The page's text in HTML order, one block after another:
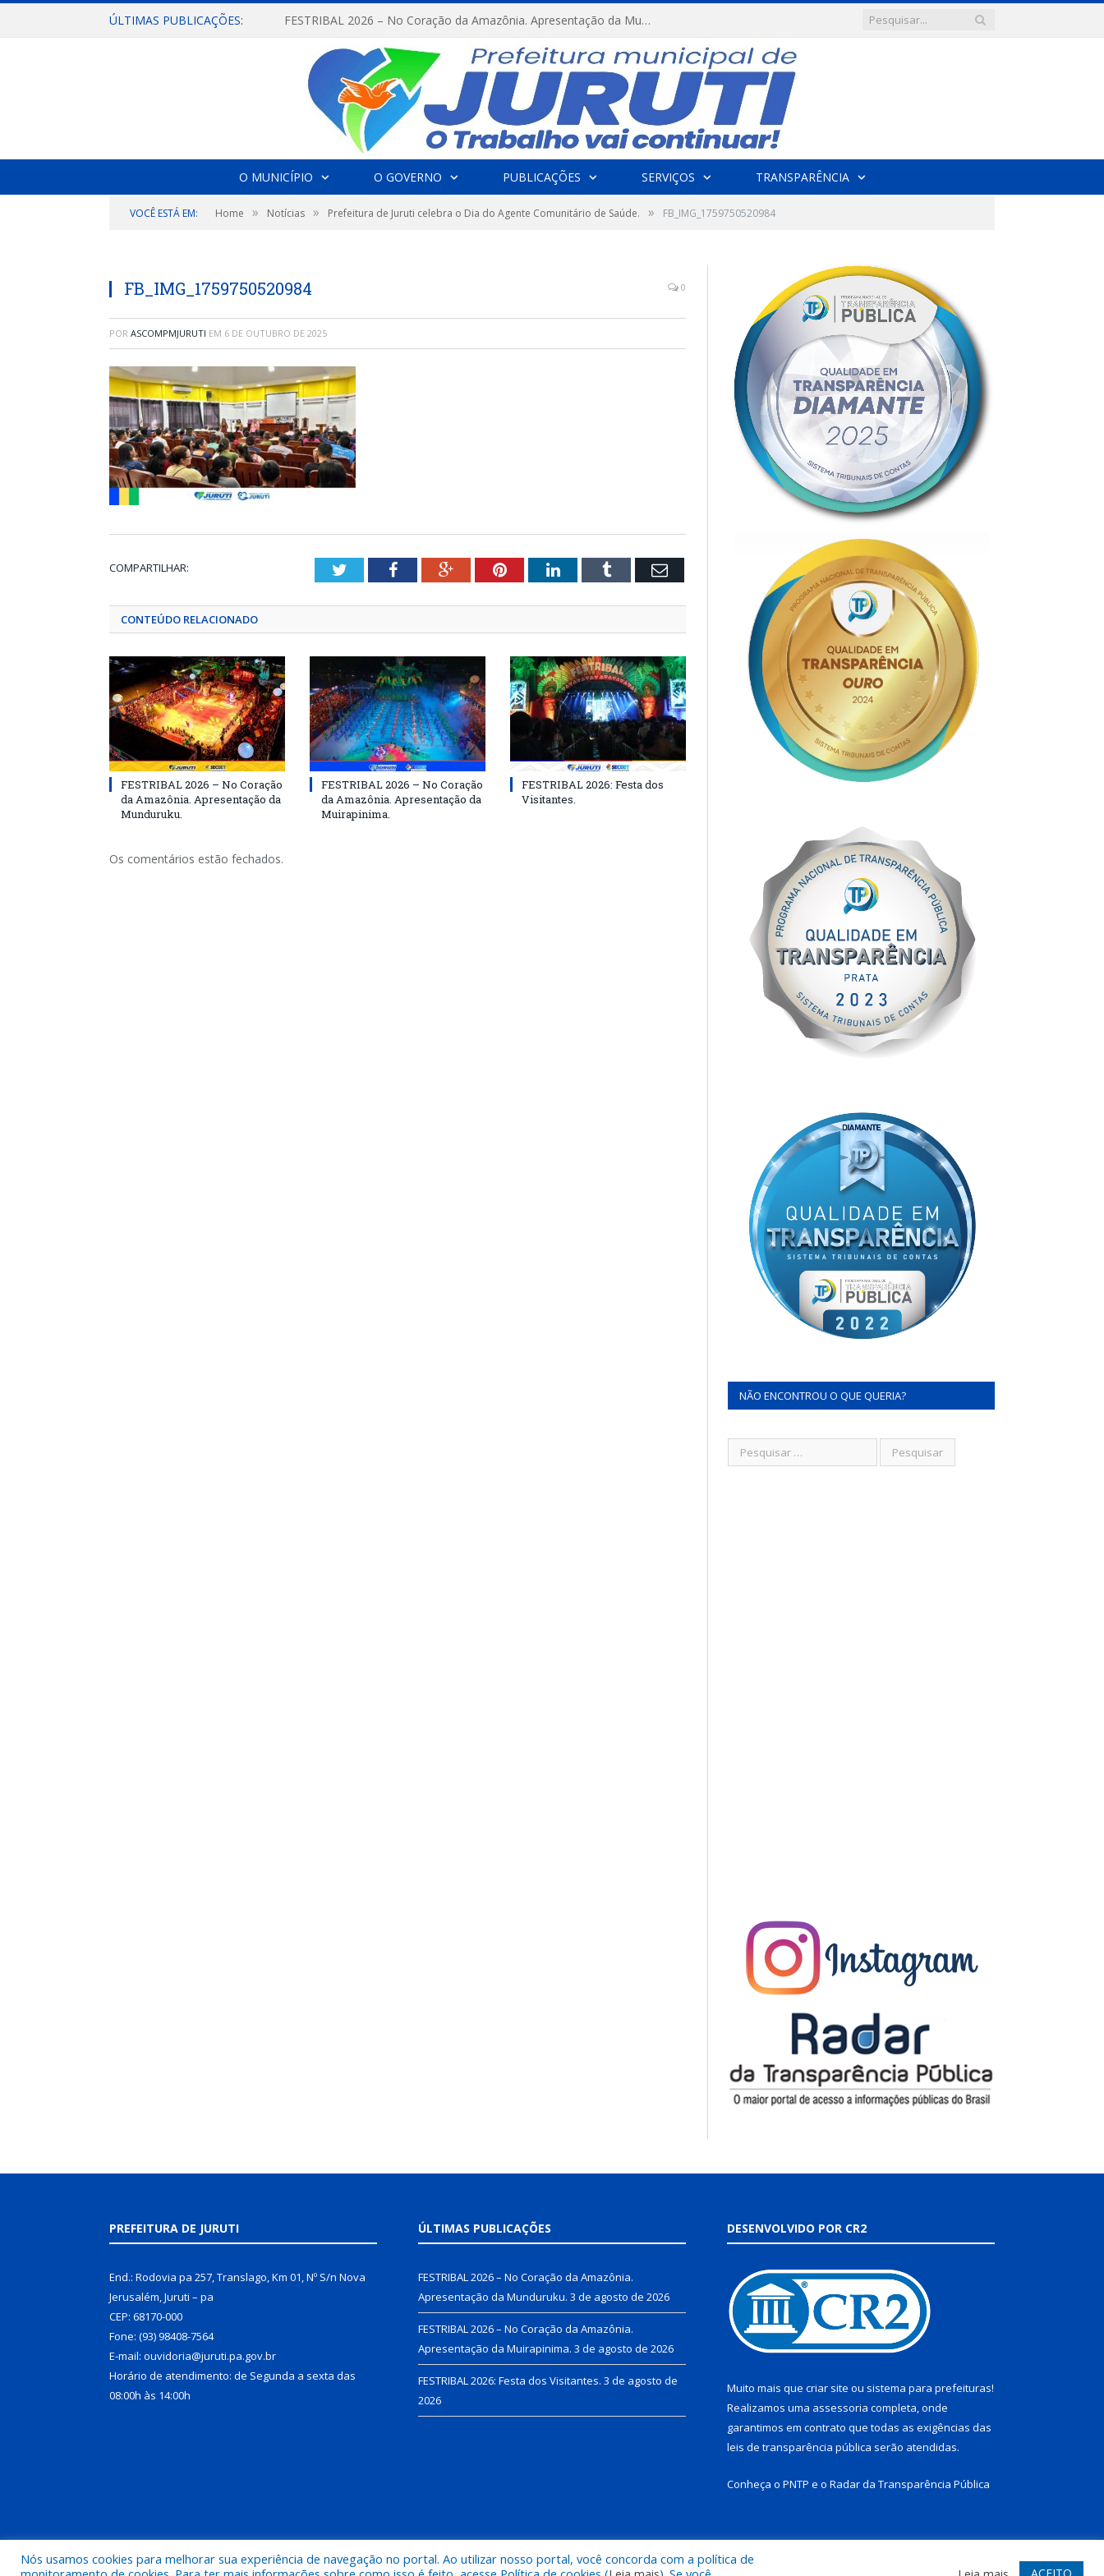
ÚLTIMAS PUBLICAÇÕES: FESTRIBAL 2026 – No Coração da Amazônia. Apresentação da Munduruku.
O MUNICÍPIO O GOVERNO PUBLICAÇÕES SERVIÇOS TRANSPARÊNCIA
VOCÊ ESTÁ EM: Home » Notícias » Prefeitura de Juruti celebra o Dia do Agente Comunitário de Saúde. » FB_IMG_1759750520984
FB_IMG_1759750520984 0
POR ASCOMPMJURUTI EM 6 DE OUTUBRO DE 2025
COMPARTILHAR: TwitterFacebookGoogle+PinterestLinkedInTumblr Email
CONTEÚDO RELACIONADO
FESTRIBAL 2026 – No Coração
da Amazônia. Apresentação da
Munduruku.
FESTRIBAL 2026 – No Coração
da Amazônia. Apresentação da
Muirapinima.
FESTRIBAL 2026: Festa dos
Visitantes.
Os comentários estão fechados.
NÃO ENCONTROU O QUE QUERIA?
PREFEITURA DE JURUTI
End.: Rodovia pa 257, Translago, Km 01, Nº S/n Nova
Jerusalém, Juruti – pa
CEP: 68170-000
Fone: (93) 98408-7564
E-mail: ouvidoria@juruti.pa.gov.br
Horário de atendimento: de Segunda a sexta das
08:00h às 14:00h
ÚLTIMAS PUBLICAÇÕES
FESTRIBAL 2026 – No Coração da Amazônia.
Apresentação da Munduruku. 3 de agosto de 2026
FESTRIBAL 2026 – No Coração da Amazônia.
Apresentação da Muirapinima. 3 de agosto de 2026
FESTRIBAL 2026: Festa dos Visitantes. 3 de agosto de
2026
DESENVOLVIDO POR CR2
Muito mais que criar site ou sistema para prefeituras!
Realizamos uma assessoria completa, onde
garantimos em contrato que todas as exigências das
leis de transparência pública serão atendidas.
Conheça o PNTP e o Radar da Transparência Pública
Todos os direitos reservados a Prefeitura Municipal de Juruti. Mapa do Site Acessar Webmail
Nós usamos cookies para melhorar sua experiência de navegação no portal. Ao utilizar nosso portal, você concorda com a política de
ACEITO